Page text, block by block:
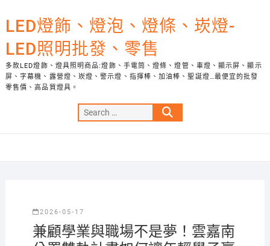
to
content
LED燈飾、燈泡、燈條、崁燈-
LED照明批發、零售
多款LED燈飾、燈具照明商品:燈飾、手電筒、燈條、燈管、車燈、顯示屏、顯示
屏、字幕機、露營燈、崁燈、警示燈、指揮棒、加油棒、聖誕燈…最便宜的批發
零售價、高品質燈具。
Search
…
2026-05-17
兼顧學業與職場不是夢！雲嘉南